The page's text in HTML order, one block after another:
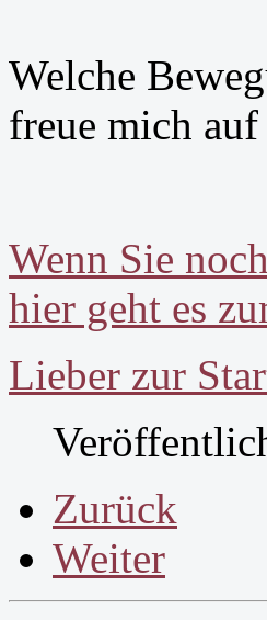
Welche
freue mich
Wenn Sie
hier geht es
Lieber zur
Zurück
Weiter